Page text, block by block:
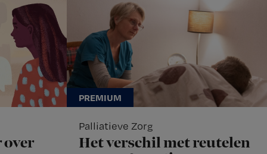
over
Palliatieve Zorg
Het verschil met reutelen